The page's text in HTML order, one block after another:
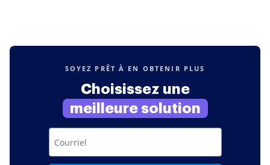
SOYEZ PRÊT À EN OBTENIR PLUS
Choisissez une
meilleure solution